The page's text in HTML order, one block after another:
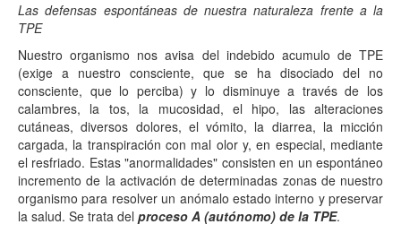
Las defensas espontáneas de nuestra naturaleza frente a la
TPE
Nuestro organismo nos avisa del indebido acumulo de TPE
(exige a nuestro consciente, que se ha disociado del no
consciente, que lo perciba) y lo disminuye a través de los
calambres, la tos, la mucosidad, el hipo, las alteraciones
cutáneas, diversos dolores, el vómito, la diarrea, la micción
cargada, la transpiración con mal olor y, en especial, mediante
el resfriado. Estas "anormalidades" consisten en un espontáneo
incremento de la activación de determinadas zonas de nuestro
organismo para resolver un anómalo estado interno y preservar
la salud. Se trata del proceso A (autónomo) de la TPE.